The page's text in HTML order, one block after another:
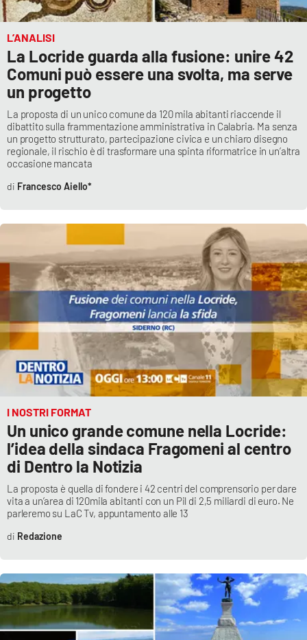
Buona Sanità Calabria
LA
CALABRIAVISIONE
Destinazioni
Eventi
Storie
NETWORK
Lacplay.it
Lactv.it
Laconair.it
Lacitymag.it
Lacapitalenews.it
Ilreggino.it
Ilvibonese.it
Catanzarochannel.it
L’ANALISI
La Locride guarda alla fusione: unire 42
Comuni può essere una svolta, ma serve
un progetto
La proposta di un unico comune da 120 mila abitanti riaccende il
dibattito sulla frammentazione amministrativa in Calabria. Ma senza
un progetto strutturato, partecipazione civica e un chiaro disegno
regionale, il rischio è di trasformare una spinta riformatrice in un’altra
occasione mancata
Francesco Aiello*
I NOSTRI FORMAT
Un unico grande comune nella Locride:
l’idea della sindaca Fragomeni al centro
di Dentro la Notizia
La proposta è quella di fondere i 42 centri del comprensorio per dare
vita a un’area di 120mila abitanti con un Pil di 2,5 miliardi di euro. Ne
parleremo su LaC Tv, appuntamento alle 13
Redazione